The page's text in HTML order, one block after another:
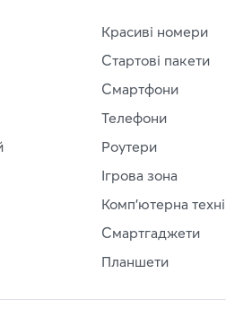
Красиві номери
Стартові пакети
Смартфони
Телефони
Роутери
Ігрова зона
Комп'ютерна
Смартгаджети
Планшети